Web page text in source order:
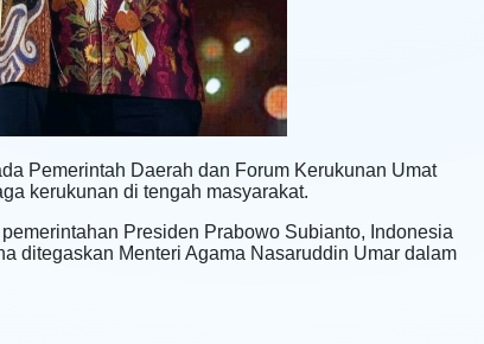
Pemerintah Daerah dan Forum Kerukunan Umat
kerukunan di tengah masyarakat.
Presiden Prabowo Subianto, Indonesia
ditegaskan Menteri Agama Nasaruddin Umar dalam